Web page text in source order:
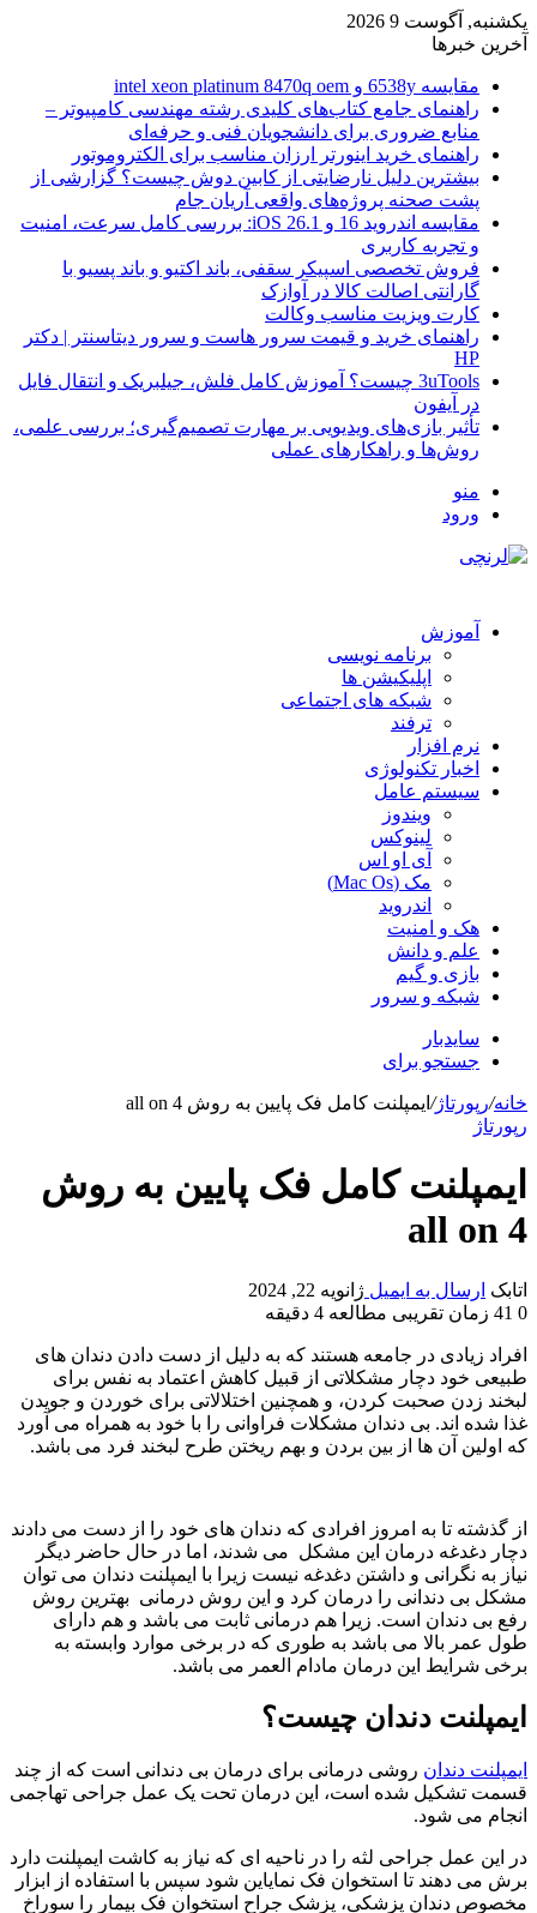
یکشنبه, آگوست 9 2026
آخرین خبرها
مقایسه 6538y و intel xeon platinum 8470q oem
راهنمای جامع کتاب‌های کلیدی رشته مهندسی کامپیوتر –
منابع ضروری برای دانشجویان فنی و حرفه‌ای
راهنمای خرید اینورتر ارزان مناسب برای الکتروموتور
بیشترین دلیل نارضایتی از کابین دوش چیست؟ گزارشی از
پشت صحنه پروژه‌های واقعی آریان جام
مقایسه اندروید 16 و iOS 26.1: بررسی کامل سرعت، امنیت
و تجربه کاربری
فروش تخصصی اسپیکر سقفی، باند اکتیو و باند پسیو با
گارانتی اصالت کالا در آوازک
کارت ویزیت مناسب وکالت
راهنمای خرید و قیمت سرور هاست و سرور دیتاسنتر | دکتر
HP
3uTools چیست؟ آموزش کامل فلش، جیلبریک و انتقال فایل
در آیفون
تأثیر بازی‌های ویدیویی بر مهارت تصمیم‌گیری؛ بررسی علمی،
روش‌ها و راهکارهای عملی
منو
ورود
آموزش
برنامه نویسی
اپلیکیشن ها
شبکه های اجتماعی
ترفند
نرم افزار
اخبار تکنولوژی
سیستم عامل
ویندوز
لینوکس
آی او اس
مک (Mac Os)
اندروید
هک و امنیت
علم و دانش
بازی و گیم
شبکه و سرور
سایدبار
جستجو برای
خانه/رپورتاژ/ ایمپلنت کامل فک پایین به روش all on 4
رپورتاژ
ایمپلنت کامل فک پایین به روش
all on 4
اتابک ارسال به ایمیل ژانویه 22, 2024
0
زمان تقریبی مطالعه 4 دقیقه
افراد زیادی در جامعه هستند که به دلیل از دست دادن دندان های
طبیعی خود دچار مشکلاتی از قبیل کاهش اعتماد به نفس برای
لبخند زدن صحبت کردن، و همچنین اختلالاتی برای خوردن و جویدن
غذا شده اند. بی دندان مشکلات فراوانی را با خود به همراه می آورد
که اولین آن ها از بین بردن و بهم ریختن طرح لبخند فرد می باشد.
از گذشته تا به امروز افرادی که دندان های خود را از دست می دادند
دچار دغدغه درمان این مشکل می شدند، اما در حال حاضر دیگر
نیاز به نگرانی و داشتن دغدغه نیست زیرا با ایمپلنت دندان می توان
مشکل بی دندانی را درمان کرد و این روش درمانی بهترین روش
رفع بی دندان است. زیرا هم درمانی ثابت می باشد و هم دارای
طول عمر بالا می باشد به طوری که در برخی موارد وابسته به
برخی شرایط این درمان مادام العمر می باشد.
ایمپلنت دندان چیست؟
ایمپلنت دندان روشی درمانی برای درمان بی دندانی است که از چند
قسمت تشکیل شده است، این درمان تحت یک عمل جراحی تهاجمی
انجام می شود.
در این عمل جراحی لثه را در ناحیه ای که نیاز به کاشت ایمپلنت دارد
برش می دهند تا استخوان فک نمایاین شود سپس با استفاده از ابزار
مخصوص دندان پزشکی، پزشک جراح استخوان فک بیمار را سوراخ